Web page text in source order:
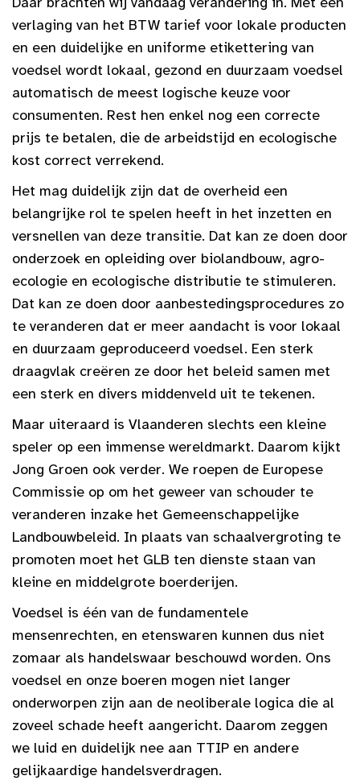
verlaging van het BTW tarief voor lokale producten
en een duidelijke en uniforme etikettering van
voedsel wordt lokaal, gezond en duurzaam voedsel
automatisch de meest logische keuze voor
consumenten. Rest hen enkel nog een correcte
prijs te betalen, die de arbeidstijd en ecologische
kost correct verrekend.
Het mag duidelijk zijn dat de overheid een
belangrijke rol te spelen heeft in het inzetten en
versnellen van deze transitie. Dat kan ze doen door
onderzoek en opleiding over biolandbouw, agro-
ecologie en ecologische distributie te stimuleren.
Dat kan ze doen door aanbestedingsprocedures zo
te veranderen dat er meer aandacht is voor lokaal
en duurzaam geproduceerd voedsel. Een sterk
draagvlak creëren ze door het beleid samen met
een sterk en divers middenveld uit te tekenen.
Maar uiteraard is Vlaanderen slechts een kleine
speler op een immense wereldmarkt. Daarom kijkt
Jong Groen ook verder. We roepen de Europese
Commissie op om het geweer van schouder te
veranderen inzake het Gemeenschappelijke
Landbouwbeleid. In plaats van schaalvergroting te
promoten moet het GLB ten dienste staan van
kleine en middelgrote boerderijen.
Voedsel is één van de fundamentele
mensenrechten, en etenswaren kunnen dus niet
zomaar als handelswaar beschouwd worden. Ons
voedsel en onze boeren mogen niet langer
onderworpen zijn aan de neoliberale logica die al
zoveel schade heeft aangericht. Daarom zeggen
we luid en duidelijk nee aan TTIP en andere
gelijkaardige handelsverdragen.